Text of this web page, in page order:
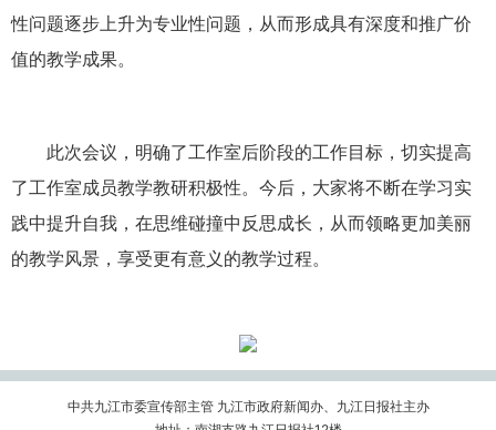
性问题逐步上升为专业性问题，从而形成具有深度和推广价
值的教学成果。
此次会议，明确了工作室后阶段的工作目标，切实提高
了工作室成员教学教研积极性。今后，大家将不断在学习实
践中提升自我，在思维碰撞中反思成长，从而领略更加美丽
的教学风景，享受更有意义的教学过程。
中共九江市委宣传部主管 九江市政府新闻办、九江日报社主办